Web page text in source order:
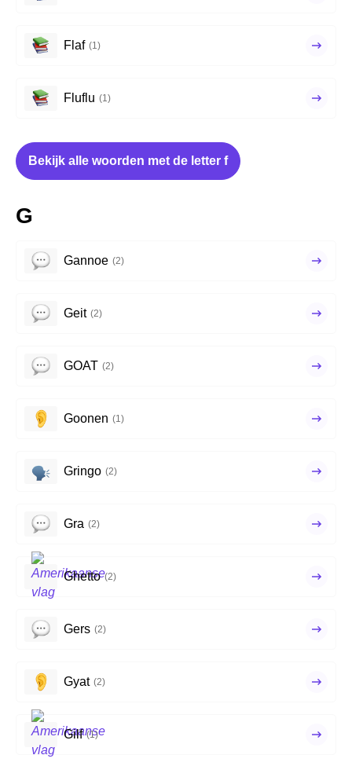
Flaf (1)
Fluflu (1)
Bekijk alle woorden met de letter f
G
Gannoe (2)
Geit (2)
GOAT (2)
Goonen (1)
Gringo (2)
Gra (2)
Ghetto (2)
Gers (2)
Gyat (2)
Gilf (1)